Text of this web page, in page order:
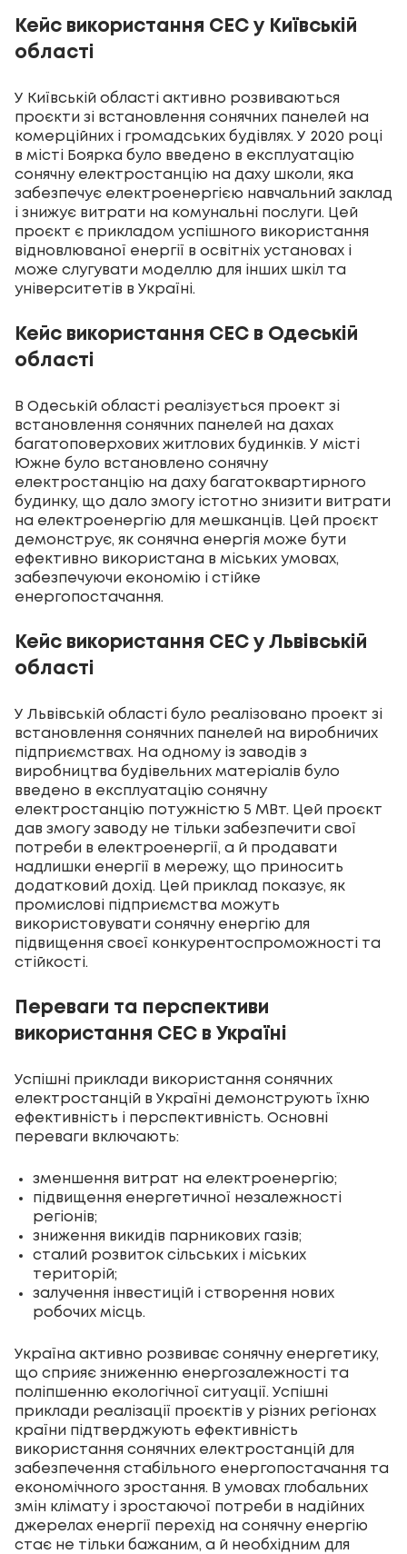
Кейс використання СЕС у Київській
області
У Київській області активно розвиваються
проєкти зі встановлення сонячних панелей на
комерційних і громадських будівлях. У 2020 році
в місті Боярка було введено в експлуатацію
сонячну електростанцію на даху школи, яка
забезпечує електроенергією навчальний заклад
і знижує витрати на комунальні послуги. Цей
проєкт є прикладом успішного використання
відновлюваної енергії в освітніх установах і
може слугувати моделлю для інших шкіл та
університетів в Україні.
Кейс використання СЕС в Одеській
області
В Одеській області реалізується проект зі
встановлення сонячних панелей на дахах
багатоповерхових житлових будинків. У місті
Южне було встановлено сонячну
електростанцію на даху багатоквартирного
будинку, що дало змогу істотно знизити витрати
на електроенергію для мешканців. Цей проєкт
демонструє, як сонячна енергія може бути
ефективно використана в міських умовах,
забезпечуючи економію і стійке
енергопостачання.
Кейс використання СЕС у Львівській
області
У Львівській області було реалізовано проект зі
встановлення сонячних панелей на виробничих
підприємствах. На одному із заводів з
виробництва будівельних матеріалів було
введено в експлуатацію сонячну
електростанцію потужністю 5 МВт. Цей проєкт
дав змогу заводу не тільки забезпечити свої
потреби в електроенергії, а й продавати
надлишки енергії в мережу, що приносить
додатковий дохід. Цей приклад показує, як
промислові підприємства можуть
використовувати сонячну енергію для
підвищення своєї конкурентоспроможності та
стійкості.
Переваги та перспективи
використання СЕС в Україні
Успішні приклади використання сонячних
електростанцій в Україні демонструють їхню
ефективність і перспективність. Основні
переваги включають:
зменшення витрат на електроенергію;
підвищення енергетичної незалежності
регіонів;
зниження викидів парникових газів;
сталий розвиток сільських і міських
територій;
залучення інвестицій і створення нових
робочих місць.
Україна активно розвиває сонячну енергетику,
що сприяє зниженню енергозалежності та
поліпшенню екологічної ситуації. Успішні
приклади реалізації проєктів у різних регіонах
країни підтверджують ефективність
використання сонячних електростанцій для
забезпечення стабільного енергопостачання та
економічного зростання. В умовах глобальних
змін клімату і зростаючої потреби в надійних
джерелах енергії перехід на сонячну енергію
стає не тільки бажаним, а й необхідним для